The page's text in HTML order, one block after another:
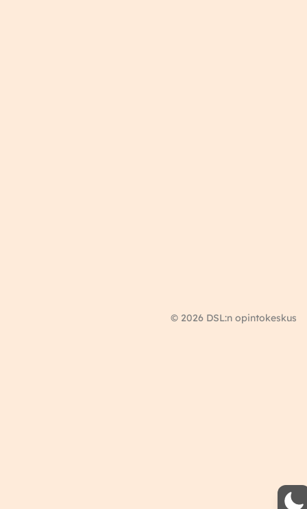
© 2026 DSL:n opintokeskus